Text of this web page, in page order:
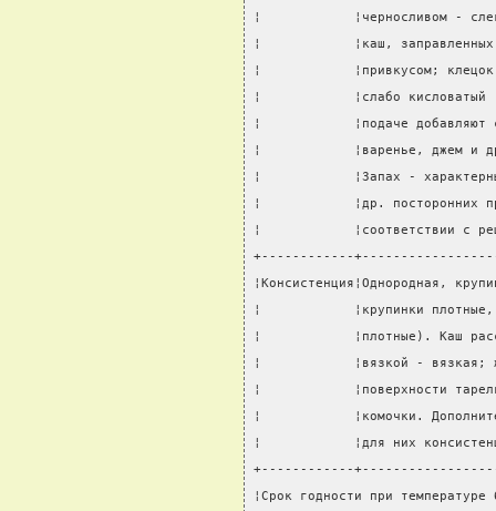
¦            ¦черносливом -
¦            ¦каш, заправленных
¦            ¦привкусом; клецок
¦            ¦слабо кисловатый
¦            ¦подаче добавляют
¦            ¦варенье, джем
¦            ¦Запах -
¦            ¦др. посторонних
¦            ¦соответствии
+------------
¦Консистенция¦Однородная,
¦            ¦крупинки плотные,
¦            ¦плотные). Каш
¦            ¦вязкой - вязкая;
¦            ¦поверхности
¦            ¦комочки.
¦            ¦для них
+------------
¦Срок годности при